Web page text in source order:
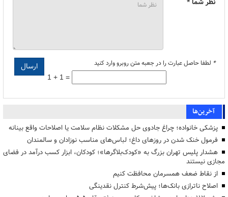
* لطفا حاصل عبارت را در جعبه متن روبرو وارد کنید
1 + 1 =
آخرین‌ها
پزشکی خانواده؛ چراغ جادوی حل مشکلات نظام سلامت یا اصلاحات واقع بینانه
فرمول خنک شدن در روزهای داغ؛ لباس‌های مناسب نوزادان و سالمندان
هشدار پلیس تهران بزرگ به «کودک‌بلاگرها»؛ کودکان، ابزار کسب درآمد در فضای
مجازی نیستند
از نقاط ضعف همسرمان محافظت کنیم
اصلاح ناترازی بانک‌ها؛ پیش‌شرط کنترل نقدینگی